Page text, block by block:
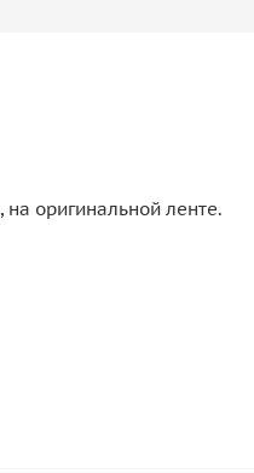
оригинальной ленте.